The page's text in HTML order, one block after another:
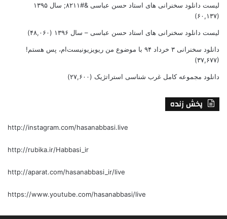
لیست دانلود سخنرانی های استاد حسن عباسی &#۸۲۱۱; سال ۱۳۹۵
(۶۰,۱۳۷)
لیست دانلود سخنرانی های استاد حسن عباسی – سال ۱۳۹۶ (۴۸,۰۶۰)
دانلود سخنرانی ۳ خرداد ۹۴ با موضوع من ریویزیونیست‌ام، پس هستم!
(۳۷,۶۷۷)
دانلود مجموعه کامل غرب شناسی استراتژیک (۲۷,۶۰۰)
پخش زنده
http://instagram.com/hasanabbasi.live
http://rubika.ir/Habbasi_ir
http://aparat.com/hasanabbasi_ir/live
https://www.youtube.com/hasanabbasi/live